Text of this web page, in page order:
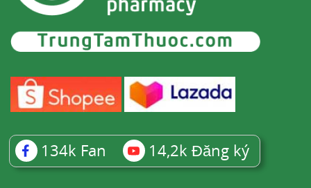
134k Fan 14,2k Đăng ký